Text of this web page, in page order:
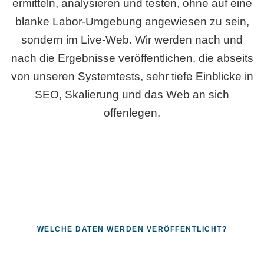
ermitteln, analysieren und testen, ohne auf eine
blanke Labor-Umgebung angewiesen zu sein,
sondern im Live-Web. Wir werden nach und
nach die Ergebnisse veröffentlichen, die abseits
von unseren Systemtests, sehr tiefe Einblicke in
SEO, Skalierung und das Web an sich
offenlegen.
WELCHE DATEN WERDEN VERÖFFENTLICHT?